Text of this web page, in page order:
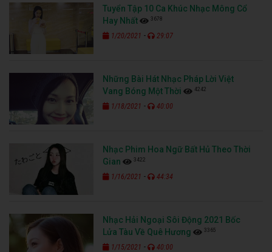
Tuyển Tập 10 Ca Khúc Nhạc Mông Cổ
Hay Nhất
3678
1/20/2021 - 29:07
Những Bài Hát Nhạc Pháp Lời Việt
Vang Bóng Một Thời
4242
1/18/2021 - 40:00
Nhạc Phim Hoa Ngữ Bất Hủ Theo Thời
Gian
3422
1/16/2021 - 44:34
Nhạc Hải Ngoại Sôi Động 2021 Bốc
Lửa Tàu Về Quê Hương
3365
1/15/2021 - 40:00